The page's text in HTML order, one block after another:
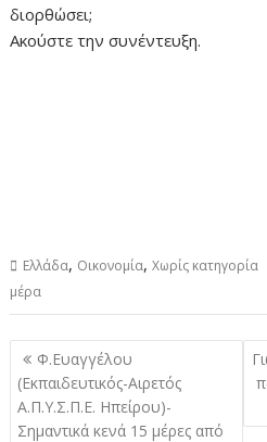
διορθώσει;
Ακούστε την συνέντευξη.
Ελλάδα, Οικονομία,Χωρίς κατηγορία
μέρα
Πλοήγηση
άρθρων
Φ.Ευαγγέλου
(Εκπαιδευτικός-Αιρετός
Α.Π.Υ.Σ.Π.Ε. Ηπείρου)-
Σημαντικά κενά 15 μέρες από